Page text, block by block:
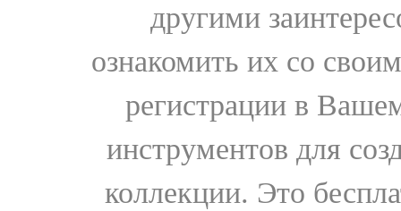
другими
ознакомить их со
регистрации в
инструментов для
коллекции. Это